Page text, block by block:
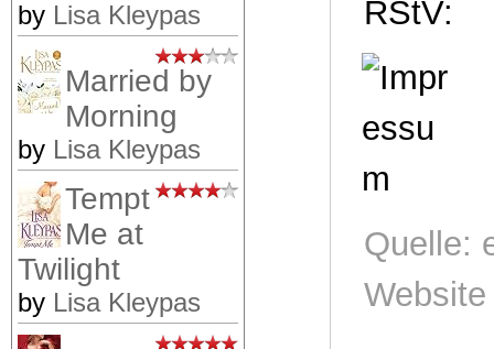
by Lisa Kleypas
Married by
Morning
by Lisa Kleypas
Tempt
Me at
Twilight
by Lisa Kleypas
RStV:
Quelle: